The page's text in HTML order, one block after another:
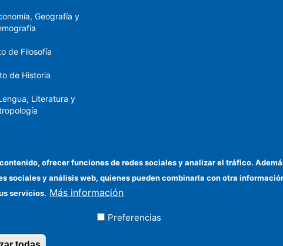
Geografía y
de Filosofía
de Historia
Literatura y
Próximo
y Bienes
ofrecer funciones de redes sociales y analizar el tráfico.
sociales y análisis web, quienes pueden combinarla con otra
servicios. Más información
Preferencias